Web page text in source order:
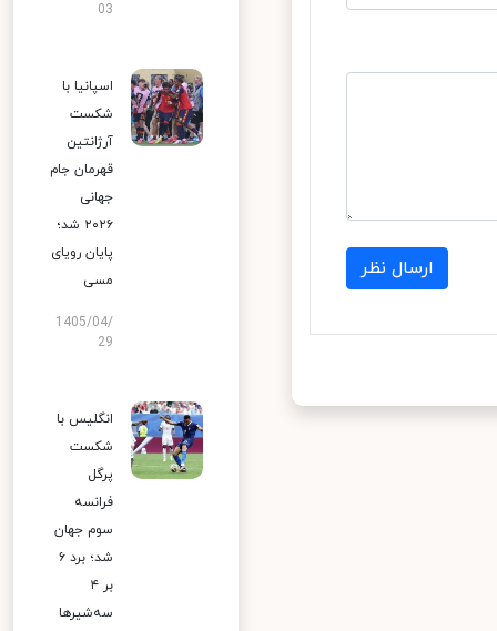
ارسال نظر
03
اسپانیا با
شکست
آرژانتین
قهرمان جام
جهانی
۲۰۲۶ شد؛
پایان رویای
مسی
1405/04/
29
انگلیس با
شکست
پرگل
فرانسه
سوم جهان
شد؛ برد ۶
بر ۴
سه‌شیرها